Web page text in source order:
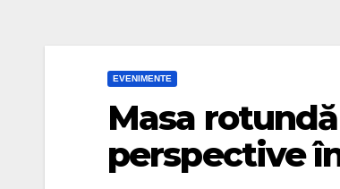
EVENIMENTE
Masa
perspective